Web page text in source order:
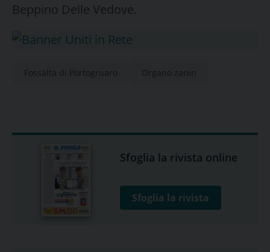
Beppino Delle Vedove.
Fossalta di Portogruaro Organo zanin
Sfoglia la rivista online
Sfoglia la rivista